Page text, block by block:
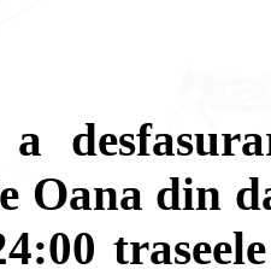
Oana din